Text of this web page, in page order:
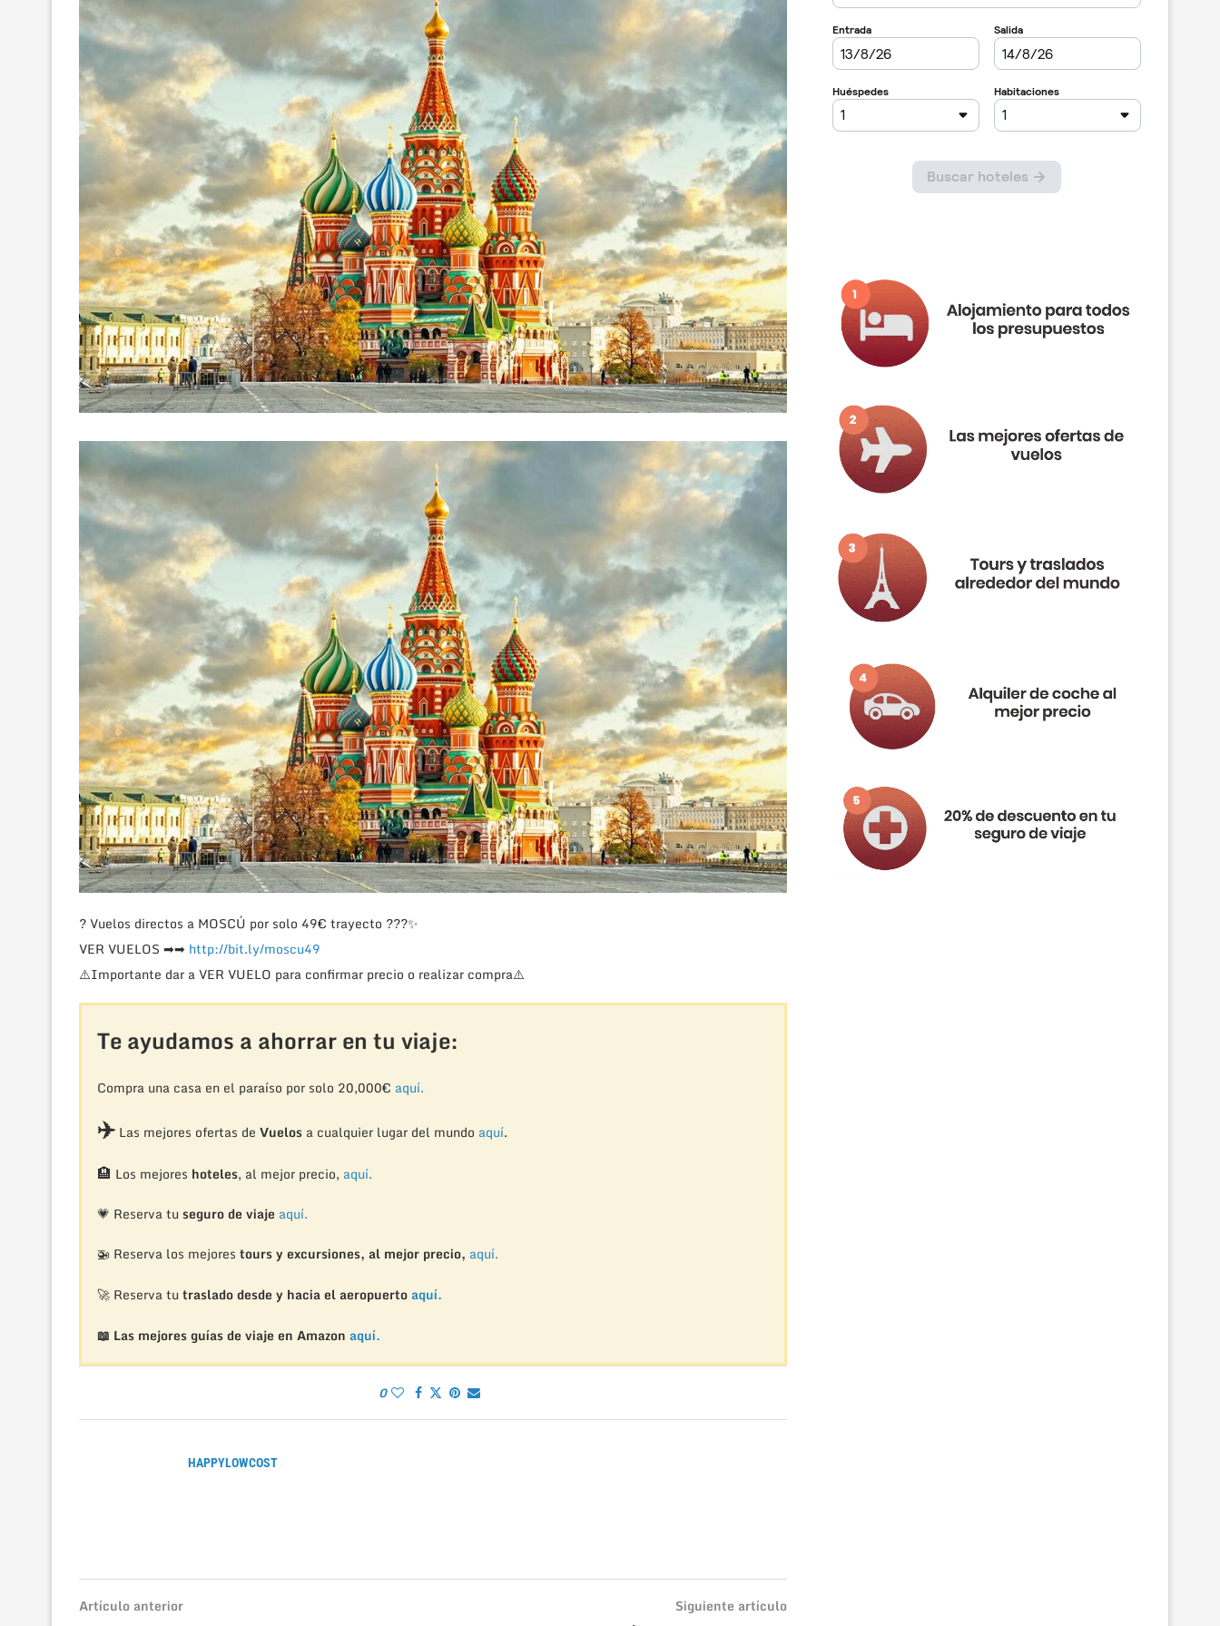
?Vuelos directos a MOSCÚ por solo 49€ trayecto ???✨
VER VUELOS ➡➡ http://bit.ly/moscu49
⚠️Importante dar a VER VUELO para confirmar precio o realizar compra⚠️
Te ayudamos a ahorrar en tu viaje:
Compra una casa en el paraíso por solo 20,000€ aquí.
✈️Las mejores ofertas de Vuelosa cualquier lugar del mundo aquí.
🏨 Los mejores hoteles, al mejor precio, aquí.
💗 Reserva tu seguro de viaje aquí.
🚁 Reserva los mejores tours y excursiones, al mejor precio, aquí.
🚀 Reserva tu traslado desde y hacia el aeropuertoaquí.
📖 Las mejores guías de viaje en Amazon aquí.
0
HAPPYLOWCOST
Artículo anterior Siguiente artículo